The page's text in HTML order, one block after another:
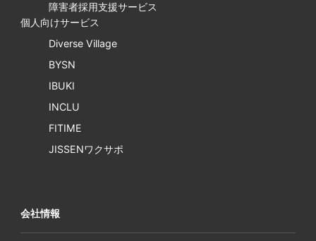
障害者採用支援サービス
個人向けサービス
Diverse Village
BYSN
IBUKI
INCLU
FITIME
JISSENワクサポ
会社情報